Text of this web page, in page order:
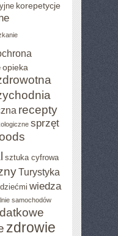
korepetycje
opieka
recepty
sprzęt
sztuka cyfrowa
Turystyka
wiedza
samochodów
zdrowie